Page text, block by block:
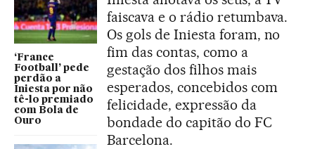
‘France
Football’ pede
perdão a
Iniesta por não
tê-lo premiado
com Bola de
Ouro
faiscava e o rádio retumbava.
Os gols de Iniesta foram, no
fim das contas, como a
gestação dos filhos mais
esperados, concebidos com
felicidade, expressão da
bondade do capitão do FC
Barcelona.